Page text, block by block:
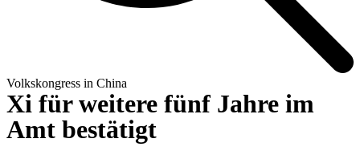
Volkskongress in China
Xi für weitere fünf Jahre im
Amt bestätigt